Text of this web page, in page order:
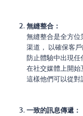
無縫整合：
無縫整合是全方
渠道， 以確保客
防止體驗中出現任
在社交媒體上開始
這樣他們可以從對
一致的訊息傳遞：